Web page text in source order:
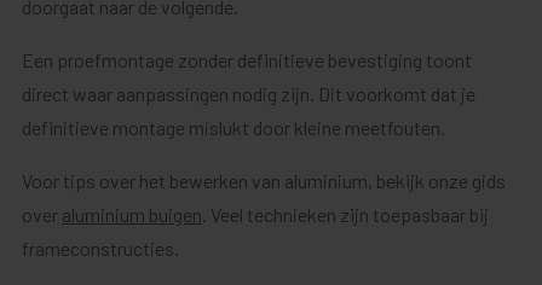
doorgaat naar de volgende.
Een proefmontage zonder definitieve bevestiging toont
direct waar aanpassingen nodig zijn. Dit voorkomt dat je
definitieve montage mislukt door kleine meetfouten.
Voor tips over het bewerken van aluminium, bekijk onze gids
over aluminium buigen . Veel technieken zijn toepasbaar bij
frameconstructies.